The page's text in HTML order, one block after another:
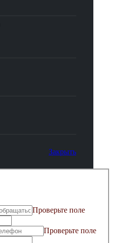
Закрыть
Проверьте поле
Проверьте поле